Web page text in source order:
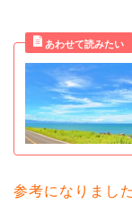
参考になりまし